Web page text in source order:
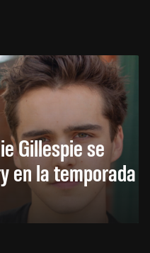
Gillespie se
en la temporada